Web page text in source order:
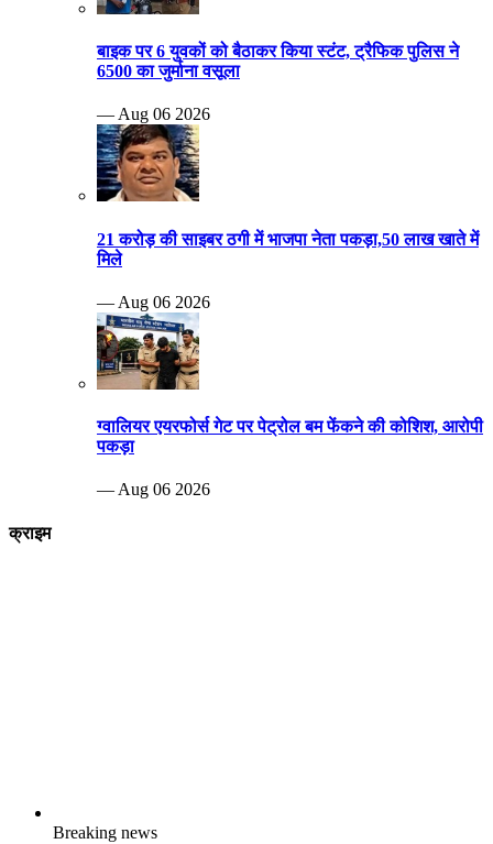
बाइक पर 6 युवकों को बैठाकर किया स्टंट, ट्रैफिक पुलिस ने
6500 का जुर्माना वसूला
— Aug 06 2026
21 करोड़ की साइबर ठगी में भाजपा नेता पकड़ा,50 लाख खाते में
मिले
— Aug 06 2026
ग्वालियर एयरफोर्स गेट पर पेट्रोल बम फेंकने की कोशिश, आरोपी
पकड़ा
— Aug 06 2026
क्राइम
Breaking news